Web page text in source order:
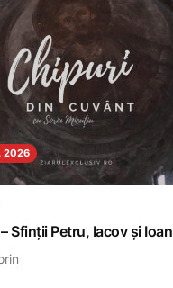
2026
Sfinții Petru, Iacov și Ioan